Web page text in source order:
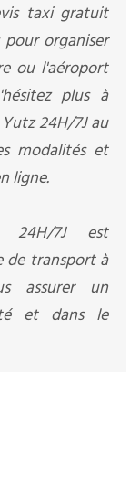
taxi gratuit
organiser
ou l'aéroport
plus à
24H/7J au
modalités et
ligne.
24H/7J est
de transport à
assurer un
et dans le